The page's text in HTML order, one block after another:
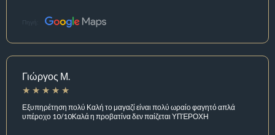
Πηγή:
Γιώργος Μ.
Εξυπηρέτηση πολύ Καλή το μαγαζί είναι πολύ ωραίο φαγητό απλά
υπέροχο 10/10Καλά η προβατίνα δεν παίζεται ΥΠΈΡΟΧΗ